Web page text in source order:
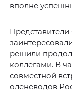
вполне
решили
коллегами. В
совместной
оленеводов